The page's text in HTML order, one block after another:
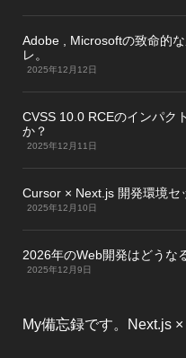
Adobe , Microsoftの致命的
レ。
2025年12月12日
CVSS 10.0 RCEのインパク
か？
2025年12月11日
Cursor × Next.js 開発環境セ
2025年12月10日
2026年のWeb開発はどうな
2025年12月9日
My備忘録です。Next.js